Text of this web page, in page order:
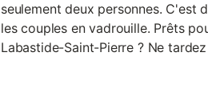
seulement deux personnes. C'est
les couples en vadrouille. Prêts
Labastide-Saint-Pierre ? Ne